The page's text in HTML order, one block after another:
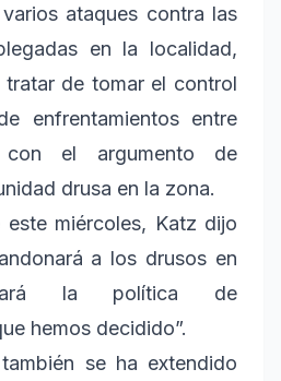
ataques contra las
en la localidad,
tratar de tomar el control
enfrentamientos entre
con el argumento de
drusa en la zona.
este miércoles, Katz dijo
a los drusos en
la política de
hemos decidido”.
se ha extendido